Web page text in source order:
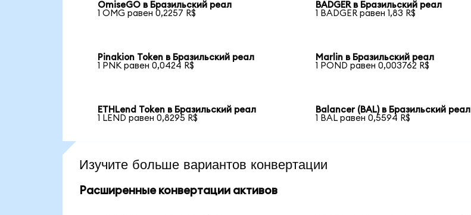
OmiseGO в Бразильский реал
1 OMG равен 0,2257 R$
BADGER в Бразильский реал
1 BADGER равен 1,83 R$
Pinakion Token в Бразильский реал
1 PNK равен 0,0424 R$
Marlin в Бразильский реал
1 POND равен 0,003762 R$
ETHLend Token в Бразильский реал
1 LEND равен 0,8295 R$
Balancer (BAL) в Бразильский реал
1 BAL равен 0,5594 R$
Изучите больше вариантов конвертации
Расширенные конвертации активов